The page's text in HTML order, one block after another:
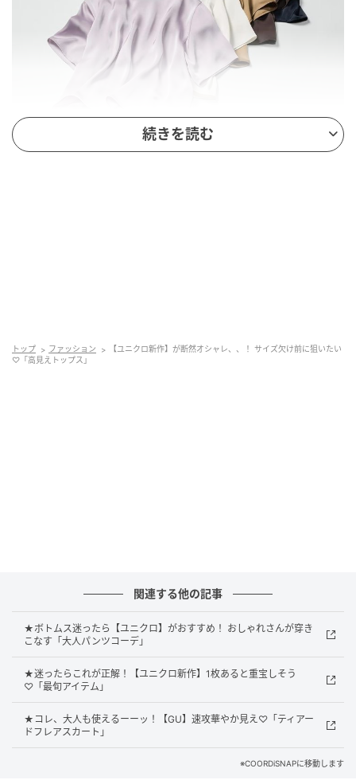
ス」各¥2,990（税込）
シャーリングで魅せるメリハリ
続きを読む
トップ ファッション
【ユニクロ新作】が断然オシャレ、、！ サイズ欠け前に狙いたい
♡「高見えトップス」
関連する他の記事
★ボトムス迷ったら【ユニクロ】がおすすめ！ おしゃれさんが穿き
こなす「大人パンツコーデ」
★迷ったらこれが正解！【ユニクロ新作】1枚あると重宝しそう
♡「最旬アイテム」
★コレ、大人も使えるーーッ！【GU】速攻華やか見え♡「ティアー
ドフレアスカート」
※COORDiSNAPに移動します